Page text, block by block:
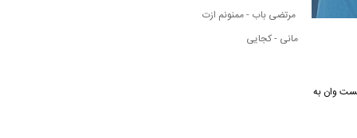
نکست وان به
مرتضی باب - ممنونم ازت
مانی - کجایی